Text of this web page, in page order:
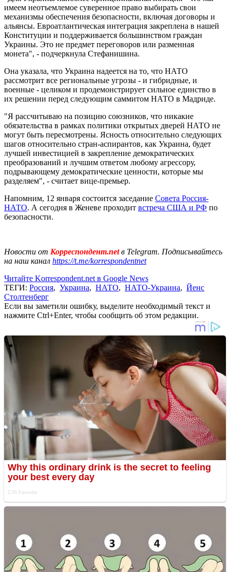
имеем неотъемлемое суверенное право выбирать свои
механизмы обеспечения безопасности, включая договоры и
альянсы. Евроатлантическая интеграция закреплена в нашей
Конституции и поддерживается большинством граждан
Украины. Это не предмет переговоров или разменная
монета", - подчеркнула Стефанишина.
Она указала, что Украина надеется на то, что НАТО
рассмотрит все региональные угрозы - и гибридные, и
военные - целиком и продемонстрирует сильное единство в
их решении перед следующим саммитом НАТО в Мадриде.
"Я рассчитываю на позицию союзников, что никакие
обязательства в рамках политики открытых дверей НАТО не
могут быть пересмотрены. Ясность относительно следующих
шагов относительно стран-аспирантов, как Украина, будет
лучшей инвестицией в закрепление демократических
преобразований и лучшим ответом любому агрессору,
подрывающему демократические ценности, которые мы
разделяем", - считает вице-премьер.
Напомним, 12 января состоится заседание Совета Россия-
НАТО. А сегодня в Женеве проходит встреча США и РФ по
безопасности.
Новости от Корреспондент.netв Telegram. Подписывайтесь
на наш канал https://t.me/korrespondentnet
Читайте Korrespondent.net в Google News
ТЕГИ: Россия, Украина, НАТО, НАТО-Украина, Йенс
Столтенберг
Если вы заметили ошибку, выделите необходимый текст и
нажмите Ctrl+Enter, чтобы сообщить об этом редакции.